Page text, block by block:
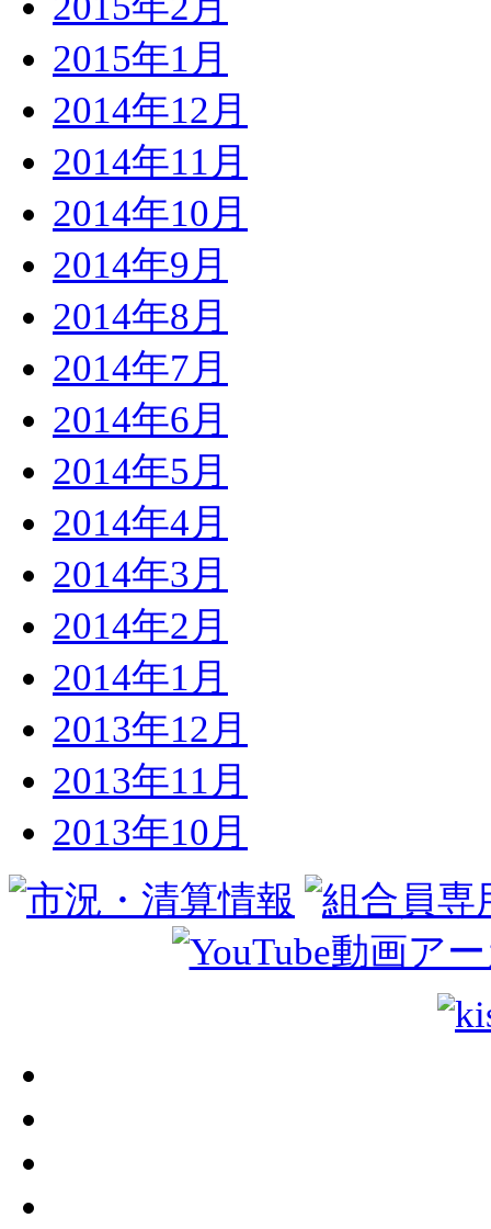
2015年1月
2014年12月
2014年11月
2014年10月
2014年9月
2014年8月
2014年7月
2014年6月
2014年5月
2014年4月
2014年3月
2014年2月
2014年1月
2013年12月
2013年11月
2013年10月